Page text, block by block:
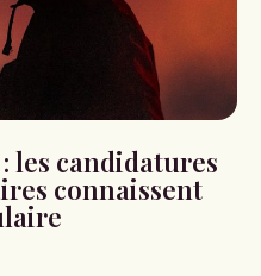
les candidatures
connaissent